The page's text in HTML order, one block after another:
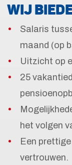
WIJ
Salaris
maand (op
Uitzicht op
25
het volgen
Een
vertrouwen.